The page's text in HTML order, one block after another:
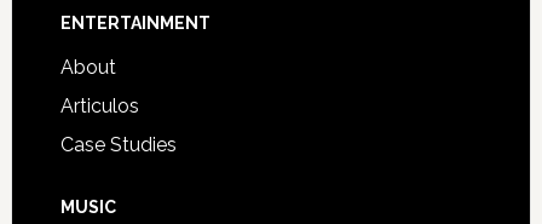
Footer
ENTERTAINMENT
About
Articulos
Case Studies
MUSIC